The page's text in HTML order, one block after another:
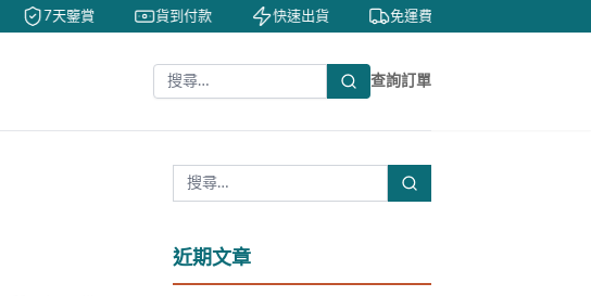
7天鑒賞 貨到付款 快速出貨 免運費
查詢訂單
近期文章